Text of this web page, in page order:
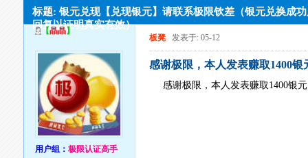
标题: 银元兑现【兑现银元】请联系极限钦差（银元兑换成
回复以证明真实有效）
【晶晶】
用户组：极限认证高手
板凳 发表于: 05-12
感谢极限，本人发表赚取1400
感谢极限，本人发表赚取1400银